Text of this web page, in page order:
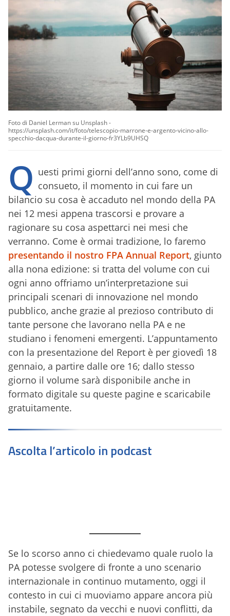
Foto di Daniel Lerman su Unsplash -
https://unsplash.com/it/foto/telescopio-marrone-e-argento-vicino-allo-
specchio-dacqua-durante-il-giorno-fr3YLb9UHSQ
Q uesti primi giorni dell’anno sono, come di
consueto, il momento in cui fare un
bilancio su cosa è accaduto nel mondo della PA
nei 12 mesi appena trascorsi e provare a
ragionare su cosa aspettarci nei mesi che
verranno. Come è ormai tradizione, lo faremo
presentando il nostro FPA Annual Report, giunto
alla nona edizione: si tratta del volume con cui
ogni anno offriamo un’interpretazione sui
principali scenari di innovazione nel mondo
pubblico, anche grazie al prezioso contributo di
tante persone che lavorano nella PA e ne
studiano i fenomeni emergenti. L’appuntamento
con la presentazione del Report è per giovedì 18
gennaio, a partire dalle ore 16; dallo stesso
giorno il volume sarà disponibile anche in
formato digitale su queste pagine e scaricabile
gratuitamente.
Ascolta l’articolo in podcast
Se lo scorso anno ci chiedevamo quale ruolo la
PA potesse svolgere di fronte a uno scenario
internazionale in continuo mutamento, oggi il
contesto in cui ci muoviamo appare ancora più
instabile, segnato da vecchi e nuovi conflitti, da